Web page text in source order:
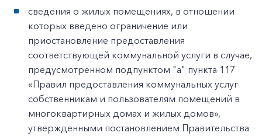
сведения о жилых помещениях, в отношении
которых введено ограничение или
приостановление предоставления
соответствующей коммунальной услуги в случае,
предусмотренном подпунктом "а" пункта 117
«Правил предоставления коммунальных услуг
собственникам и пользователям помещений в
многоквартирных домах и жилых домов»,
утвержденными постановлением Правительства